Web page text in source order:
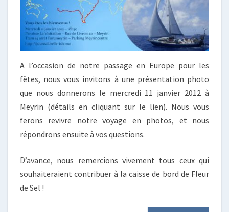
A l’occasion de notre passage en Europe pour les
fêtes, nous vous invitons à une présentation photo
que nous donnerons le mercredi 11 janvier 2012 à
Meyrin (détails en cliquant sur le lien). Nous vous
ferons revivre notre voyage en photos, et nous
répondrons ensuite à vos questions.
D’avance, nous remercions vivement tous ceux qui
souhaiteraient contribuer à la caisse de bord de Fleur
de Sel !